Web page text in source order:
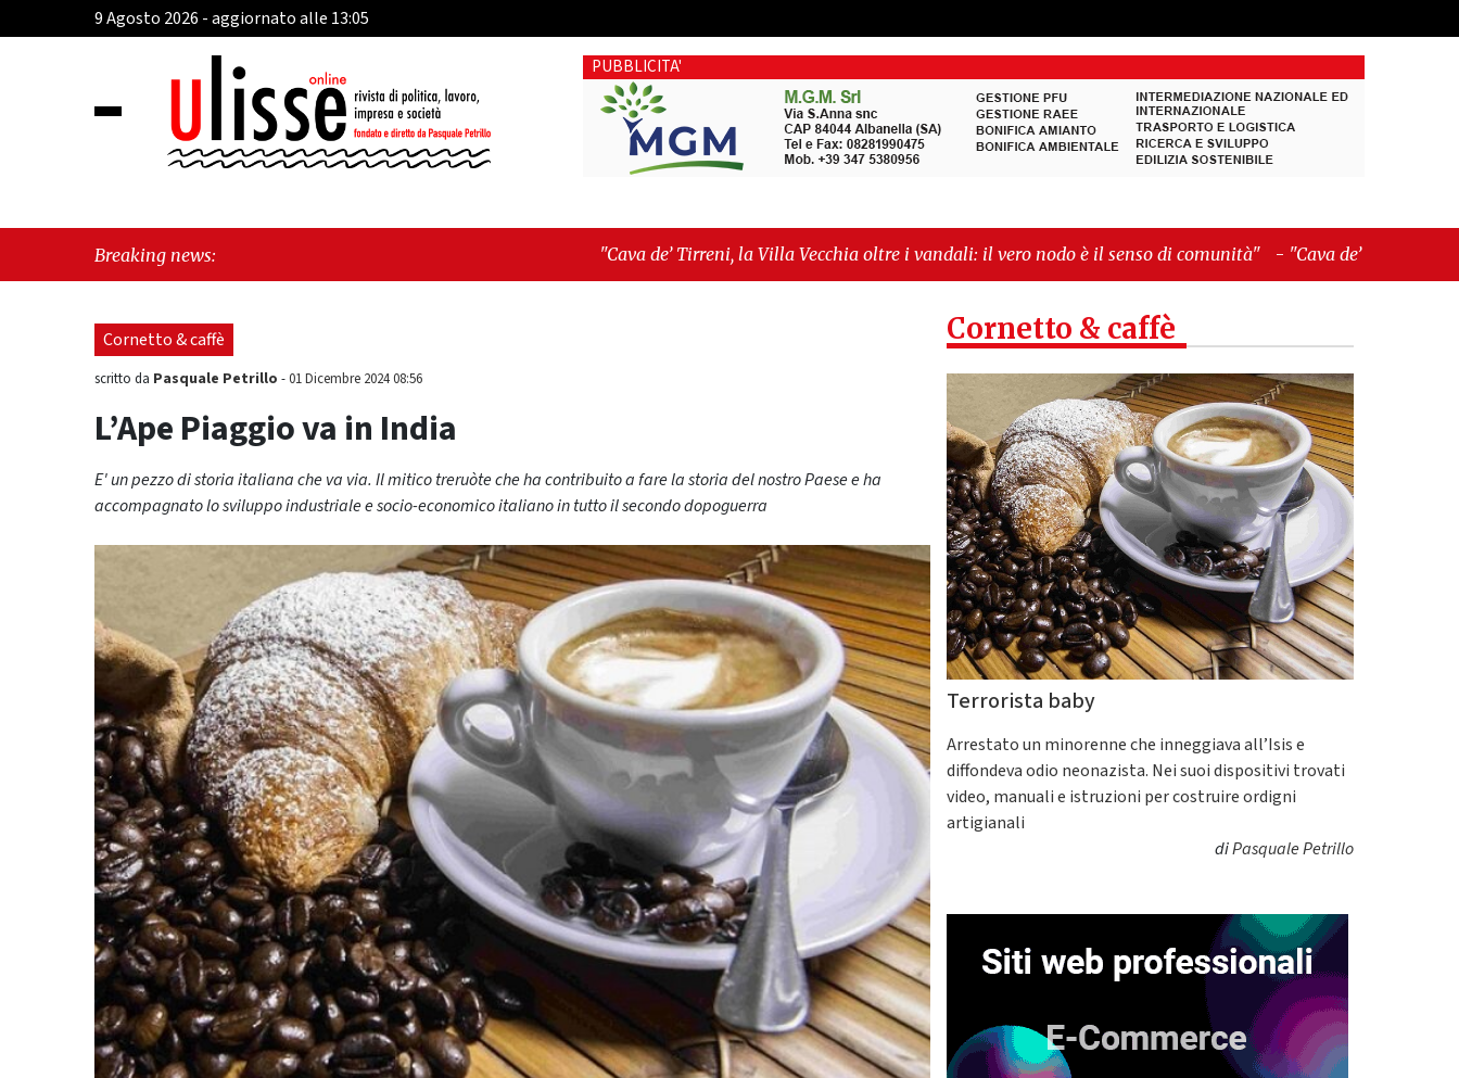
9 Agosto 2026 - aggiornato alle 13:05
PUBBLICITA'
Breaking news: "Cava de’ Tirreni, la Villa Vecchia oltre i vandali: il vero nodo è il senso di comunità" -"Cava de’ Tirreni, La Fratellanza
sull'ultima seduta consiliare: “Serve chiarezza!”"
Cornetto & caffè
scritto da Pasquale Petrillo -01 Dicembre 2024 08:56
L’Ape Piaggio va in India
E' un pezzo di storia italiana che va via. Il mitico treruòte che ha contribuito a fare la storia del nostro Paese e ha
accompagnato lo sviluppo industriale e socio-economico italiano in tutto il secondo dopoguerra
Cornetto & caffè
Terrorista baby
Arrestato un minorenne che inneggiava all’Isis e
diffondeva odio neonazista. Nei suoi dispositivi trovati
video, manuali e istruzioni per costruire ordigni
artigianali
diPasquale Petrillo